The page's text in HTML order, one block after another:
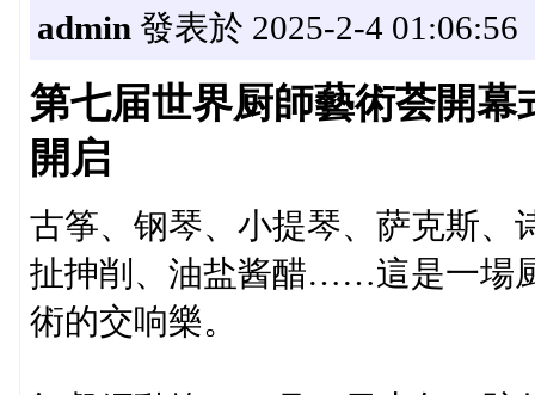
admin 發表於 2025-2-4 01:06:56
第七届世界厨師藝術荟開
開启
古筝、钢琴、小提琴、萨克斯、
扯抻削、油盐酱醋……這是一場
術的交响樂。